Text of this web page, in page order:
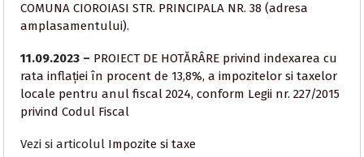
COMUNA CIOROIASI STR. PRINCIPALA NR. 38 (adresa
amplasamentului).
11.09.2023 – PROIECT DE HOTĂRÂRE privind indexarea cu
rata inflației în procent de 13,8%, a impozitelor si taxelor
locale pentru anul fiscal 2024, conform Legii nr. 227/2015
privind Codul Fiscal
Vezi si articolul Impozite si taxe